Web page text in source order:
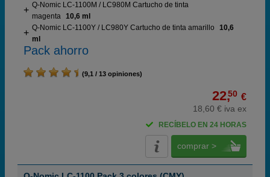
Q-Nomic LC-1100M / LC980M Cartucho de tinta
magenta 10,6 ml
Q-Nomic LC-1100Y / LC980Y Cartucho de tinta amarillo
10,6
ml
Pack ahorro
(9,1 / 13 opiniones)
22,50 €
18,60 € iva ex
RECÍBELO EN 24 HORAS
comprar >